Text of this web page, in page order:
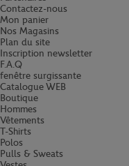
Contactez-nous
Mon panier
Nos Magasins
Plan du site
Inscription newsletter
F.A.Q
fenêtre surgissante
Catalogue WEB
Boutique
Hommes
Vêtements
T-Shirts
Polos
Pulls & Sweats